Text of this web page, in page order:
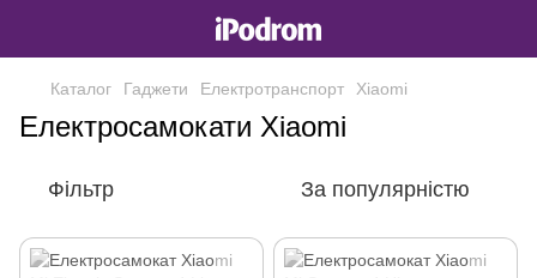
Каталог Гаджети Електротранспорт Xiaomi
Електросамокати Xiaomi
Фільтр За популярністю